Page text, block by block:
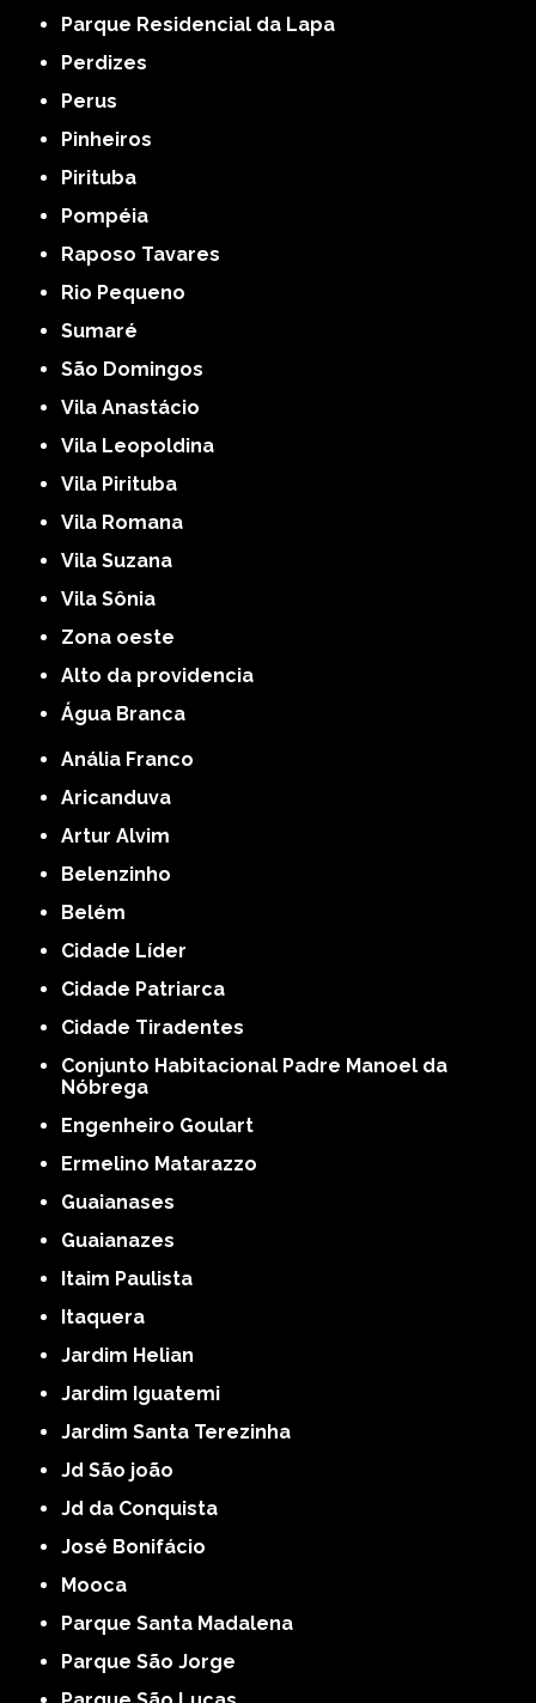
Parque Residencial da Lapa
Perdizes
Perus
Pinheiros
Pirituba
Pompéia
Raposo Tavares
Rio Pequeno
Sumaré
São Domingos
Vila Anastácio
Vila Leopoldina
Vila Pirituba
Vila Romana
Vila Suzana
Vila Sônia
Zona oeste
alto da providencia
Água Branca
Anália Franco
Aricanduva
Artur Alvim
Belenzinho
Belém
Cidade Líder
Cidade Patriarca
Cidade Tiradentes
Conjunto Habitacional Padre Manoel da
Nóbrega
Engenheiro Goulart
Ermelino Matarazzo
Guaianases
Guaianazes
Itaim Paulista
Itaquera
Jardim Helian
Jardim Iguatemi
Jardim Santa Terezinha
Jd São joão
Jd da Conquista
José Bonifácio
Mooca
Parque Santa Madalena
Parque São Jorge